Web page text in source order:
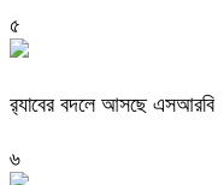
৫
র‍্যাবের বদলে আসছে এসআরবি
৬